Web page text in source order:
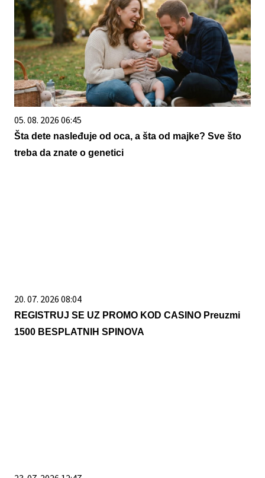
05. 08. 2026 06:45
Šta dete nasleđuje od oca, a šta od majke? Sve što
treba da znate o genetici
20. 07. 2026 08:04
REGISTRUJ SE UZ PROMO KOD CASINO Preuzmi
1500 BESPLATNIH SPINOVA